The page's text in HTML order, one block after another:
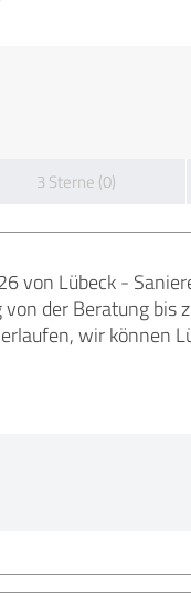
3 Sterne (0)
von Lübeck -
der Beratung
wir können